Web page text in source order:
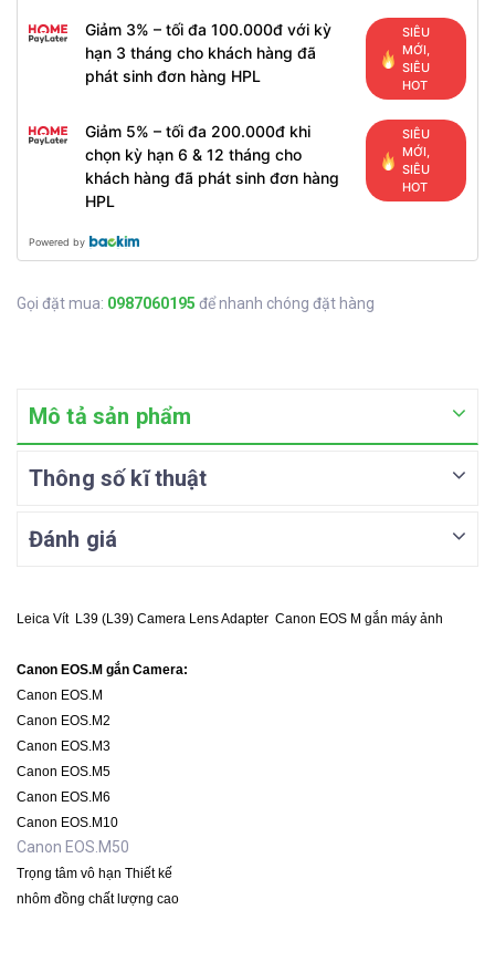
Giảm 3% – tối đa 100.000đ với kỳ
hạn 3 tháng cho khách hàng đã
phát sinh đơn hàng HPL
SIÊU
MỚI,
SIÊU
HOT
Giảm 5% – tối đa 200.000đ khi
chọn kỳ hạn 6 & 12 tháng cho
khách hàng đã phát sinh đơn hàng
HPL
SIÊU
MỚI,
SIÊU
HOT
Powered by
Gọi đặt mua: 0987060195 để nhanh chóng đặt hàng
Mô tả sản phẩm
Thông số kĩ thuật
Đánh giá
Leica Vít L39 (L39) Camera Lens Adapter Canon EOS M gắn máy ảnh
Canon EOS.M gắn Camera:
Canon EOS.M
Canon EOS.M2
Canon EOS.M3
Canon EOS.M5
Canon EOS.M6
Canon EOS.M10
Canon EOS.M50
Trọng tâm vô hạn Thiết kế
nhôm đồng chất lượng cao